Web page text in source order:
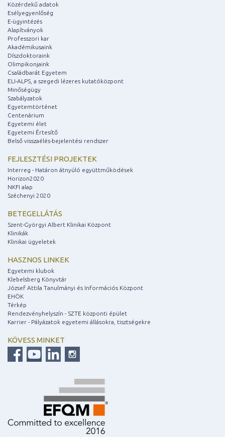
Közérdekű adatok
Esélyegyenlőség
E-ügyintézés
Alapítványok
Professzori kar
Akadémikusaink
Díszdoktoraink
Olimpikonjaink
Családbarát Egyetem
ELI-ALPS, a szegedi lézeres kutatóközpont
Minőségügy
Szabályzatok
Egyetemtörténet
Centenárium
Egyetemi élet
Egyetemi Értesítő
Belső visszaélés-bejelentési rendszer
FEJLESZTÉSI PROJEKTEK
Interreg - Határon átnyúló együttműködések
Horizon2020
NKFI alap
Széchenyi 2020
BETEGELLÁTÁS
Szent-Györgyi Albert Klinikai Központ
Klinikák
Klinikai ügyeletek
HASZNOS LINKEK
Egyetemi klubok
Klebelsberg Könyvtár
József Attila Tanulmányi és Információs Központ
EHÖK
Térkép
Rendezvényhelyszín - SZTE központi épület
Karrier - Pályázatok egyetemi állásokra, tisztségekre
KÖVESS MINKET